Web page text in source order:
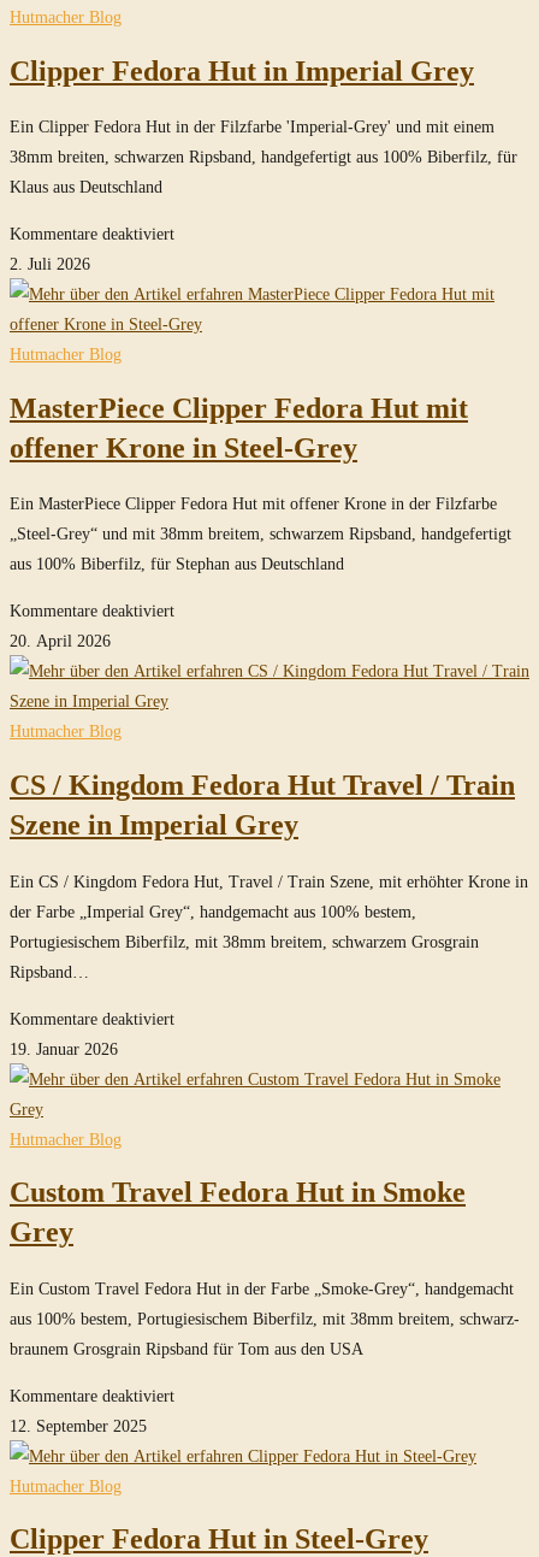
durchsuchen
Hutmacher Blog
Clipper Fedora Hut in Imperial Grey
Ein Clipper Fedora Hut in der Filzfarbe 'Imperial-Grey' und mit einem
38mm breiten, schwarzen Ripsband, handgefertigt aus 100% Biberfilz, für
Klaus aus Deutschland
Kommentare deaktiviertfür
Fedora
Hut
Grey
2. Juli 2026
Hutmacher Blog
MasterPiece Clipper Fedora Hut mit
offener Krone in Steel-Grey
Ein MasterPiece Clipper Fedora Hut mit offener Krone in der Filzfarbe
„Steel-Grey“ und mit 38mm breitem, schwarzem Ripsband, handgefertigt
aus 100% Biberfilz, für Stephan aus Deutschland
Kommentare deaktiviertfür
Clipper
offener
Krone
Steel-
Grey
20. April 2026
Hutmacher Blog
CS / Kingdom Fedora Hut Travel / Train
Szene in Imperial Grey
Ein CS / Kingdom Fedora Hut, Travel / Train Szene, mit erhöhter Krone in
der Farbe „Imperial Grey“, handgemacht aus 100% bestem,
Portugiesischem Biberfilz, mit 38mm breitem, schwarzem Grosgrain
Ripsband…
Kommentare deaktiviertfür
/
Travel
Szene
in
Imperial
19. Januar 2026
Hutmacher Blog
Custom Travel Fedora Hut in Smoke
Grey
Ein Custom Travel Fedora Hut in der Farbe „Smoke-Grey“, handgemacht
aus 100% bestem, Portugiesischem Biberfilz, mit 38mm breitem, schwarz-
braunem Grosgrain Ripsband für Tom aus den USA
Kommentare deaktiviertfür
Travel
in
12. September 2025
Hutmacher Blog
Clipper Fedora Hut in Steel-Grey